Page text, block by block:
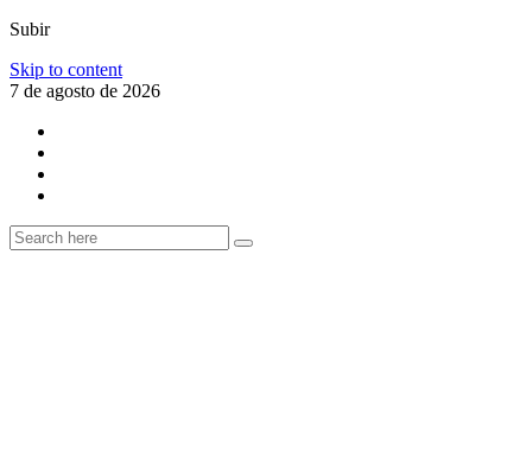
Subir
Skip to content
7 de agosto de 2026